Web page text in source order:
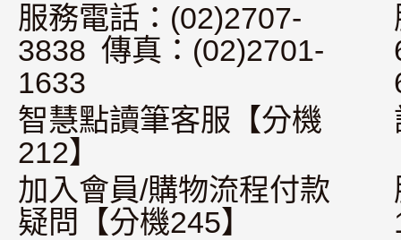
服務電話：(02)2707-
3838 傳真：(02)2701-
1633
智慧點讀筆客服【分機
212】
加入會員/購物流程付款
疑問【分機245】